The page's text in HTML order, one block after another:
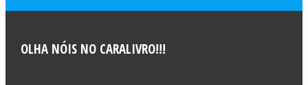
OLHA NÓIS NO CARALIVRO!!!